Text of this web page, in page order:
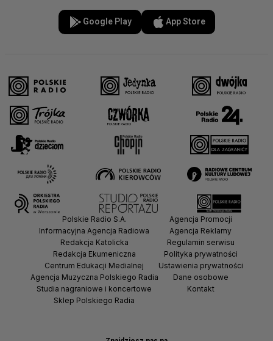
Google Play App Store
Polskie Radio S.A.
Informacyjna Agencja Radiowa
Redakcja Katolicka
Redakcja Ekumeniczna
Centrum Edukacji Medialnej
Agencja Muzyczna Polskiego Radia
Studia nagraniowe i koncertowe
Sklep Polskiego Radia
Agencja Promocji
Agencja Reklamy
Regulamin serwisu
Polityka prywatności
Ustawienia prywatności
Dane osobowe
Kontakt